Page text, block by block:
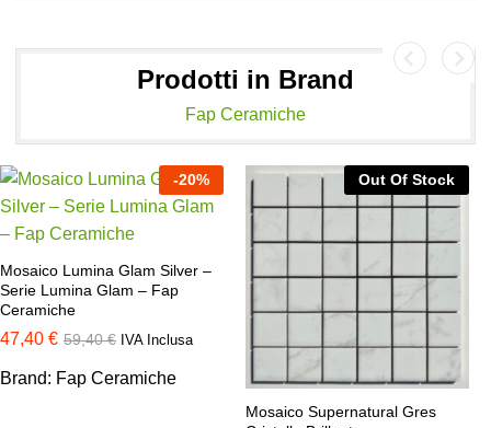
Prodotti in Brand
Fap Ceramiche
-20%
Mosaico Lumina Glam Silver –
Serie Lumina Glam – Fap
Ceramiche
47,40 € 59,40€ IVA Inclusa
Brand: Fap Ceramiche
Out Of Stock
Mosaico Supernatural Gres